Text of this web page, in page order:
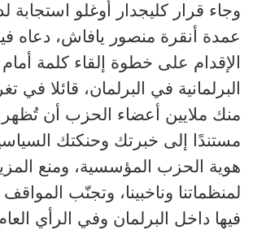
وجاء قرار كليجدار أوغلو استجابة
عمدة أنقرة منصور يافاش، دعاه
الإقدام على خطوة إلقاء كلمة أمام
البرلمانية في البرلمان، قائلا في
منك ملايين أعضاء الحزب أن تُظهر
مستندًا إلى خبرتك وحنكتك
هوية الحزب المؤسسية، ومنع
لمنظماتنا وناخبينا، وتجنّب
فيها داخل البرلمان وفي الرأي